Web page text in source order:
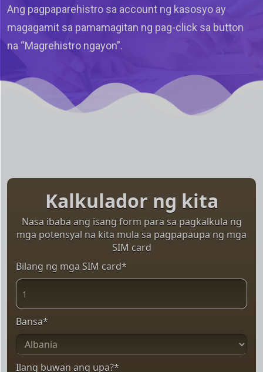
Ang pagpaparehistro sa account ng kasosyo ay
magagamit sa pamamagitan ng pag-click sa button
na “Magrehistro ngayon”.
Kalkulador ng kita
Nasa ibaba ang isang form para sa pagkalkula ng
mga potensyal na kita mula sa pagpapaupa ng mga
SIM card
Bilang ng mga SIM card*
Bansa*
Ilang buwan ang upa?*